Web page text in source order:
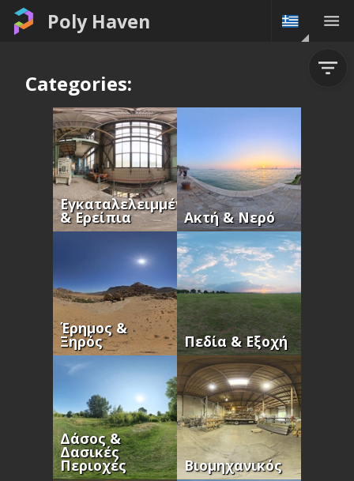
Poly Haven
Categories:
Εγκαταλελειμμένα
& Ερείπια Ακτή & Νερό
Έρημος &
Ξηρός Πεδία & Εξοχή
Δάσος &
Δασικές
Περιοχές Βιομηχανικός